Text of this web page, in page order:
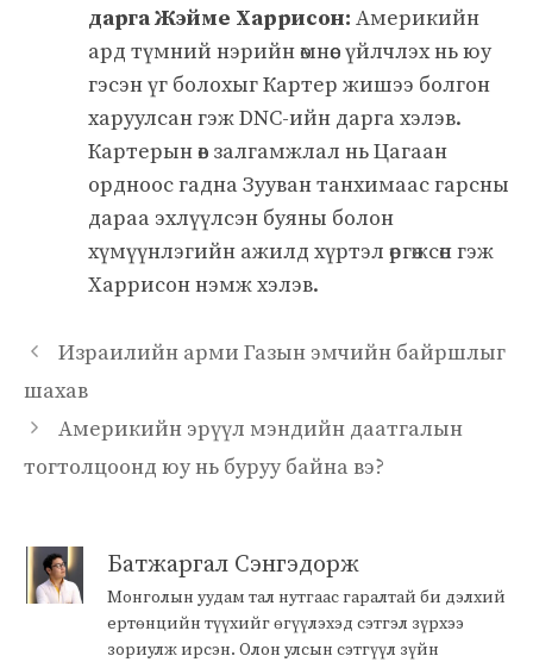
дарга Жэйме Харрисон: Америкийн
ард түмний нэрийн өмнөөс үйлчлэх нь юу
гэсэн үг болохыг Картер жишээ болгон
харуулсан гэж DNC-ийн дарга хэлэв.
Картерын өв залгамжлал нь Цагаан
ордноос гадна Зууван танхимаас гарсны
дараа эхлүүлсэн буяны болон
хүмүүнлэгийн ажилд хүртэл өргөжсөн гэж
Харрисон нэмж хэлэв.
Израилийн арми Газын эмчийн байршлыг
шахав
Америкийн эрүүл мэндийн даатгалын
тогтолцоонд юу нь буруу байна вэ?
Батжаргал Сэнгэдорж
Монголын уудам тал нутгаас гаралтай би дэлхий
ертөнцийн түүхийг өгүүлэхэд сэтгэл зүрхээ
зориулж ирсэн. Олон улсын сэтгүүл зүйн